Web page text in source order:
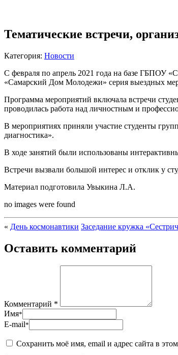
Тематические встречи,
Категория: Новости
С февраля по апрель 2021 года на базе ГБПОУ
«Самарский Дом Молодежи» серия выездных
Программа мероприятий включала встречи
проводилась работа над личностным и
В мероприятиях приняли участие студенты
диагностика».
В ходе занятий были использованы
Встречи вызвали большой интерес и отклик у
Материал подготовила Увыкина Л.А.
no images were found
« День космонавтики Заседание кружка
Оставить комментарий
Комментарий *
Имя*
E-mail*
Сохранить моё имя, email и адрес сайта в